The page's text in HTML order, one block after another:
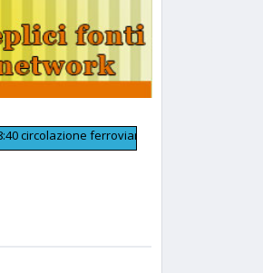
ferroviaria tornata regolare in